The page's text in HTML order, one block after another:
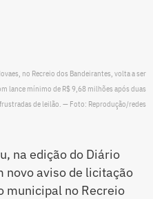
no Recreio dos Bandeirantes, volta a ser
lance mínimo de R$ 9,68 milhões após duas
de leilão. — Foto: Reprodução/redes
na edição do Diário
novo aviso de licitação
municipal no Recreio